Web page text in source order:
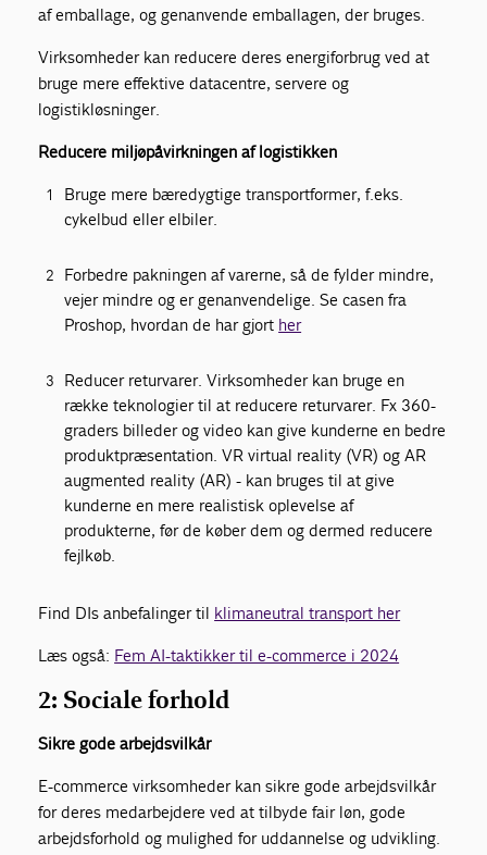
af emballage, og genanvende emballagen, der bruges.
Virksomheder kan reducere deres energiforbrug ved at
bruge mere effektive datacentre, servere og
logistikløsninger.
Reducere miljøpåvirkningen af logistikken
Bruge mere bæredygtige transportformer, f.eks.
cykelbud eller elbiler.
Forbedre pakningen af varerne, så de fylder mindre,
vejer mindre og er genanvendelige. Se casen fra
Proshop, hvordan de har gjort her
Reducer returvarer. Virksomheder kan bruge en
række teknologier til at reducere returvarer. Fx 360-
graders billeder og video kan give kunderne en bedre
produktpræsentation. VR virtual reality (VR) og AR
augmented reality (AR) - kan bruges til at give
kunderne en mere realistisk oplevelse af
produkterne, før de køber dem og dermed reducere
fejlkøb.
Find DIs anbefalinger til klimaneutral transport her
Læs også: Fem AI-taktikker til e-commerce i 2024
2: Sociale forhold
Sikre gode arbejdsvilkår
E-commerce virksomheder kan sikre gode arbejdsvilkår
for deres medarbejdere ved at tilbyde fair løn, gode
arbejdsforhold og mulighed for uddannelse og udvikling.